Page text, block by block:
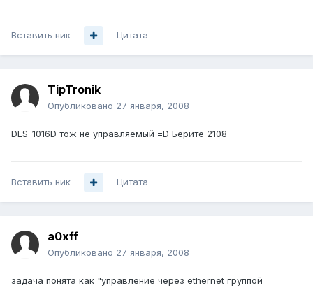
Вставить ник Цитата
TipTronik
Опубликовано 27 января, 2008
DES-1016D тож не управляемый =D Берите 2108
Вставить ник Цитата
a0xff
Опубликовано 27 января, 2008
задача понята как "управление через ethernet группой